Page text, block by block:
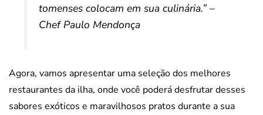
tomenses colocam em sua culinária.” –
Chef Paulo Mendonça
Agora, vamos apresentar uma seleção dos melhores
restaurantes da ilha, onde você poderá desfrutar desses
sabores exóticos e maravilhosos pratos durante a sua